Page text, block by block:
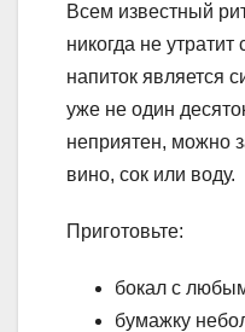
Всем известный
никогда не
напиток является
уже не один
неприятен, можно
вино, сок или воду.
Приготовьте:
бокал с
бумажку